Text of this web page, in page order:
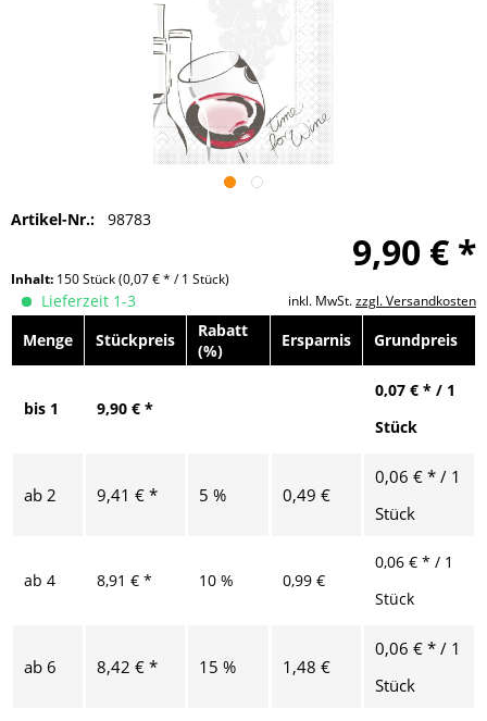
Artikel-Nr.: 98783
9,90 € *
Inhalt: 150 Stück(0,07 € * / 1 Stück)
inkl. MwSt.zzgl. Versandkosten
Lieferzeit 1-3
Menge
Stückpreis
Rabatt
(%)
Ersparnis Grundpreis
bis 1 9,90 € *
0,07 € * / 1
Stück
ab 2 9,41 € * 5 % 0,49 €
0,06 € * / 1
Stück
ab 4 8,91 € * 10 % 0,99 €
0,06 € * / 1
Stück
ab 6 8,42 € * 15 % 1,48 €
0,06 € * / 1
Stück